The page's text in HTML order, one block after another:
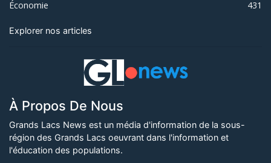
Économie
431
Explorer nos articles
À Propos De Nous
Grands Lacs News est un média d'information de la sous-
région des Grands Lacs oeuvrant dans l'information et
l'éducation des populations.